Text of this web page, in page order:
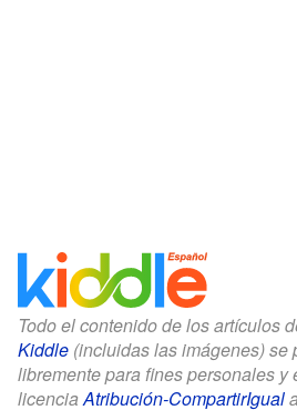
Todo el contenido de los artículos
Kiddle (incluidas las imágenes) se
libremente para fines personales y
licenciaAtribución-CompartirIgual